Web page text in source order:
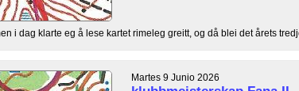
i dag klarte eg å lese kartet rimeleg greitt, og då blei det årets
Martes 9 Junio 2026